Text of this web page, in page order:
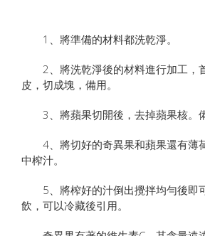
1、將準備的材料都洗乾淨。
2、將洗乾淨後的材料進行加工，
皮，切成塊，備用。
3、將蘋果切開後，去掉蘋果核。備
4、將切好的奇異果和蘋果還有薄
中榨汁。
5、將榨好的汁倒出攪拌均勻後即
飲，可以冷藏後引用。